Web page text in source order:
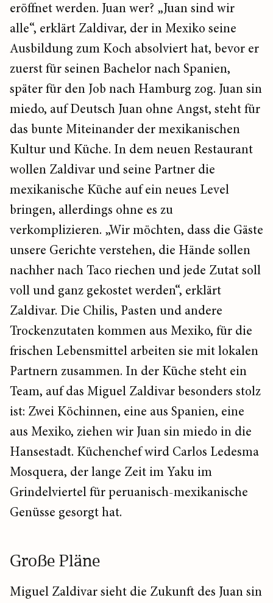
eröffnet werden. Juan wer? „Juan sind wir
alle“, erklärt Zaldivar, der in Mexiko seine
Ausbildung zum Koch absolviert hat, bevor er
zuerst für seinen Bachelor nach Spanien,
später für den Job nach Hamburg zog. Juan sin
miedo, auf Deutsch Juan ohne Angst, steht für
das bunte Miteinander der mexikanischen
Kultur und Küche. In dem neuen Restaurant
wollen Zaldivar und seine Partner die
mexikanische Küche auf ein neues Level
bringen, allerdings ohne es zu
verkomplizieren. „Wir möchten, dass die Gäste
unsere Gerichte verstehen, die Hände sollen
nachher nach Taco riechen und jede Zutat soll
voll und ganz gekostet werden“, erklärt
Zaldivar. Die Chilis, Pasten und andere
Trockenzutaten kommen aus Mexiko, für die
frischen Lebensmittel arbeiten sie mit lokalen
Partnern zusammen. In der Küche steht ein
Team, auf das Miguel Zaldivar besonders stolz
ist: Zwei Köchinnen, eine aus Spanien, eine
aus Mexiko, ziehen wir Juan sin miedo in die
Hansestadt. Küchenchef wird Carlos Ledesma
Mosquera, der lange Zeit im Yaku im
Grindelviertel für peruanisch-mexikanische
Genüsse gesorgt hat.
Große Pläne
Miguel Zaldivar sieht die Zukunft des Juan sin